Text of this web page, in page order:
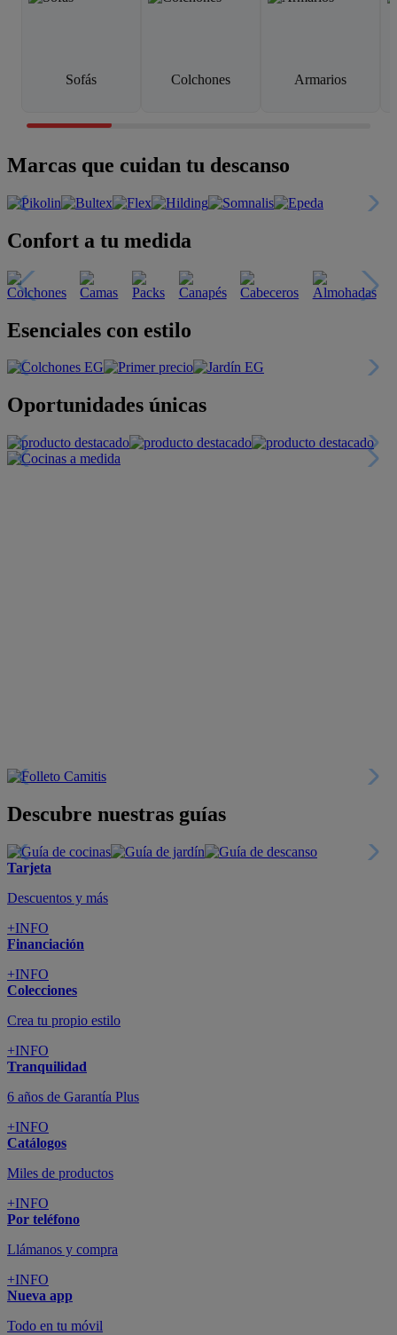
Sofás Colchones Armarios
Marcas que cuidan tu descanso
Confort a tu medida
Esenciales con estilo
Oportunidades únicas
Descubre nuestras guías
Tarjeta
Descuentos y más
+INFO
Financiación
+INFO
Colecciones
Crea tu propio estilo
+INFO
Tranquilidad
6 años de Garantía Plus
+INFO
Catálogos
Miles de productos
+INFO
Por teléfono
Llámanos y compra
+INFO
Nueva app
Todo en tu móvil